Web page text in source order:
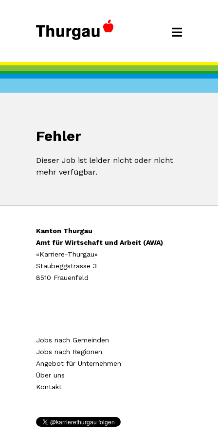
Fehler
Dieser Job ist leider nicht oder nicht
mehr verfügbar.
Kanton Thurgau
Amt für Wirtschaft und Arbeit (AWA)
«Karriere-Thurgau»
Staubeggstrasse 3
8510 Frauenfeld
Jobs nach Gemeinden
Jobs nach Regionen
Angebot für Unternehmen
Über uns
Kontakt